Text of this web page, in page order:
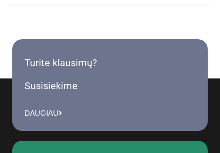
Turite klausimų?
Susisiekime
DAUGIAU